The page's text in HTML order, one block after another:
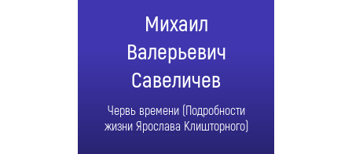
Михаил
Валерьевич
Савеличев
Червь времени (Подробности
жизни Ярослава Клишторного)